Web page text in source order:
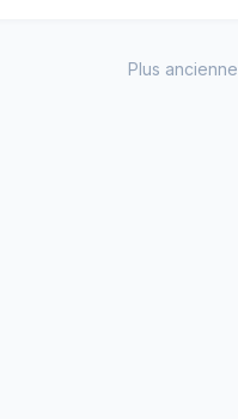
Plus ancienne